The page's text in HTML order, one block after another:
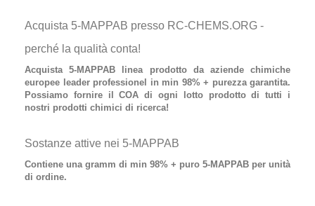
Acquista 5-MAPPAB presso RC-CHEMS.ORG -
perché la qualità conta!
Acquista 5-MAPPAB linea prodotto da aziende chimiche
europee leader professionel in min 98% + purezza garantita.
Possiamo fornire il COA di ogni lotto prodotto di tutti i
nostri prodotti chimici di ricerca!
Sostanze attive nei 5-MAPPAB
Contiene una gramm di min 98% + puro 5-MAPPAB per unità
di ordine.